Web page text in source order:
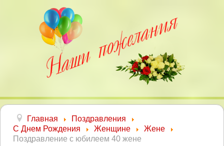
Главная
Поздравления
С Днем Рождения
Женщине
Жене
Поздравление с юбилеем 40 жене